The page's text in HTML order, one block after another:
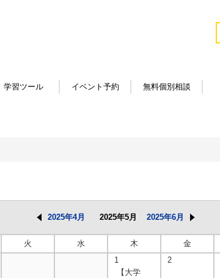
学習ツール イベント予約 無料個別相談
2025年4月 2025年5月 2025年6月
火 水 木 金
1
【大学
2